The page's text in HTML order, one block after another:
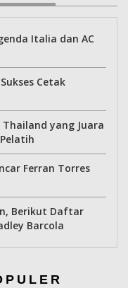
Italia dan AC
Cetak
yang Juara
Ferran Torres
Berikut Daftar
Barcola